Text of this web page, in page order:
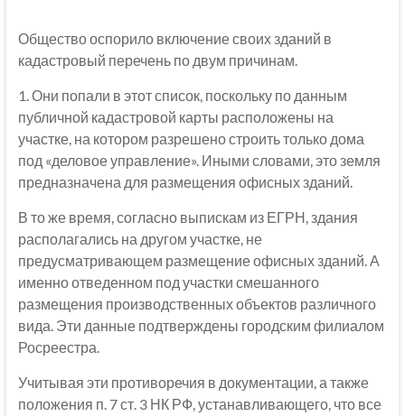
Общество оспорило включение своих зданий в
кадастровый перечень по двум причинам.
1. Они попали в этот список, поскольку по данным
публичной кадастровой карты расположены на
участке, на котором разрешено строить только дома
под «деловое управление». Иными словами, это земля
предназначена для размещения офисных зданий.
В то же время, согласно выпискам из ЕГРН, здания
располагались на другом участке, не
предусматривающем размещение офисных зданий. А
именно отведенном под участки смешанного
размещения производственных объектов различного
вида. Эти данные подтверждены городским филиалом
Росреестра.
Учитывая эти противоречия в документации, а также
положения п. 7 ст. 3 НК РФ, устанавливающего, что все